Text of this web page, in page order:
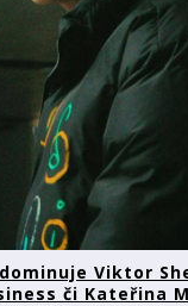
Viktor
či Kateřina